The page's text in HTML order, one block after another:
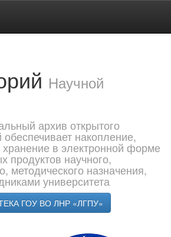
Научной
архив открытого
накопление,
в электронной форме
продуктов научного,
методического назначения,
университета
ГОУ ВО ЛНР «ЛГПУ»